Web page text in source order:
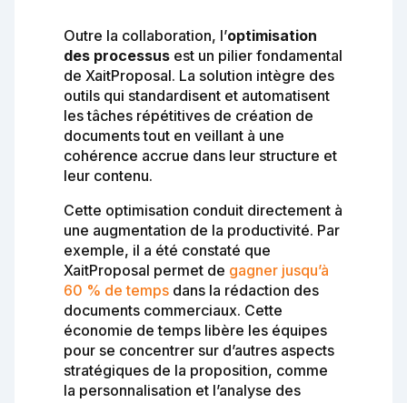
Outre la collaboration, l’optimisation
des processus est un pilier fondamental
de XaitProposal. La solution intègre des
outils qui standardisent et automatisent
les tâches répétitives de création de
documents tout en veillant à une
cohérence accrue dans leur structure et
leur contenu.
Cette optimisation conduit directement à
une augmentation de la productivité. Par
exemple, il a été constaté que
XaitProposal permet de gagner jusqu’à
60 % de temps dans la rédaction des
documents commerciaux. Cette
économie de temps libère les équipes
pour se concentrer sur d’autres aspects
stratégiques de la proposition, comme
la personnalisation et l’analyse des